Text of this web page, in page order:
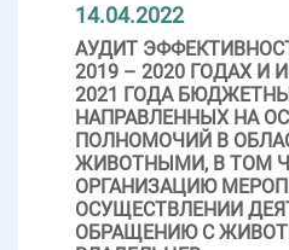
14.04.2022
АУДИТ
2019 – 2020 ГОДАХ И
2021 ГОДА
НАПРАВЛЕННЫХ НА
ПОЛНОМОЧИЙ В
ЖИВОТНЫМИ, В ТОМ
ОРГАНИЗАЦИЮ
ОСУЩЕСТВЛЕНИИ
ОБРАЩЕНИЮ С